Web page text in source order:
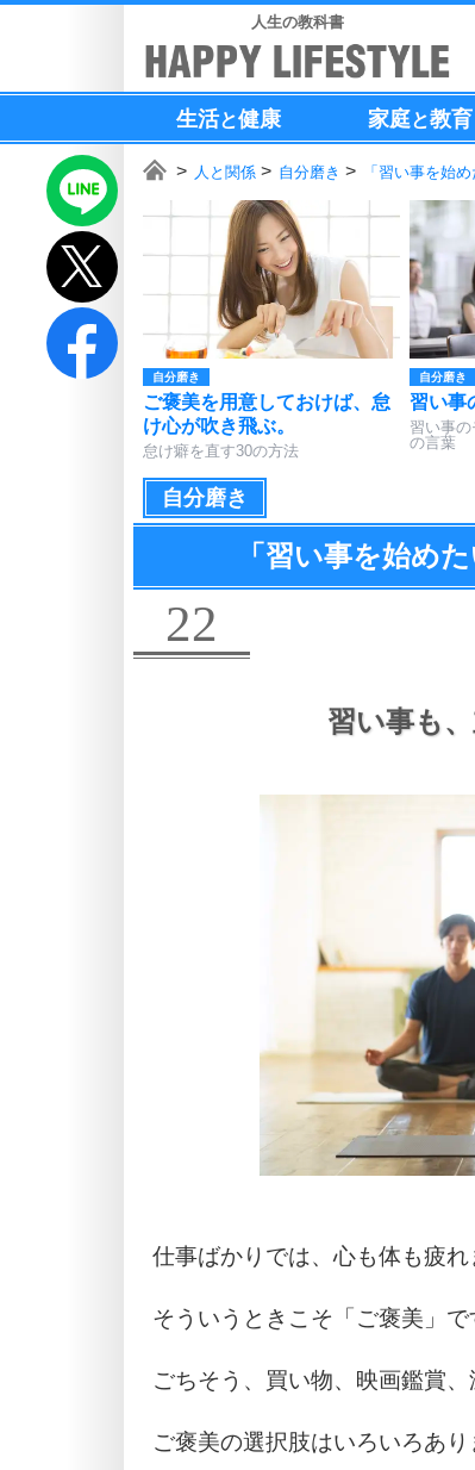
人生の教科書
生活と健康 家庭と教育
人と関係 自分磨き 「習い事を始
自分磨き
ご褒美を用意しておけば、怠
け心が吹き飛ぶ。
怠け癖を直す30の方法
自分磨き
習い事
習い事
の言葉
自分磨き
「習い事を始め
22
習い事も、
仕事ばかりでは、心も体も疲れ
そういうときこそ「ご褒美」で
ごちそう、買い物、映画鑑賞、
ご褒美の選択肢はいろいろあり